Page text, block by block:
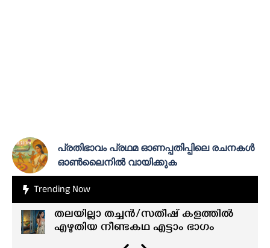
പ്രതിഭാവം പ്രഥമ ഓണപ്പതിപ്പിലെ രചനകൾ
ഓൺലൈനിൽ വായിക്കുക
Trending Now
തലയില്ലാ തച്ചൻ/സതീഷ് കളത്തിൽ
എഴുതിയ നീണ്ടകഥ എട്ടാം ഭാഗം